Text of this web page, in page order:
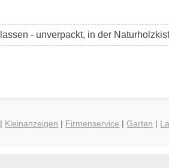
lassen - unverpackt, in der
| Kleinanzeigen | Firmenservice |Garten |